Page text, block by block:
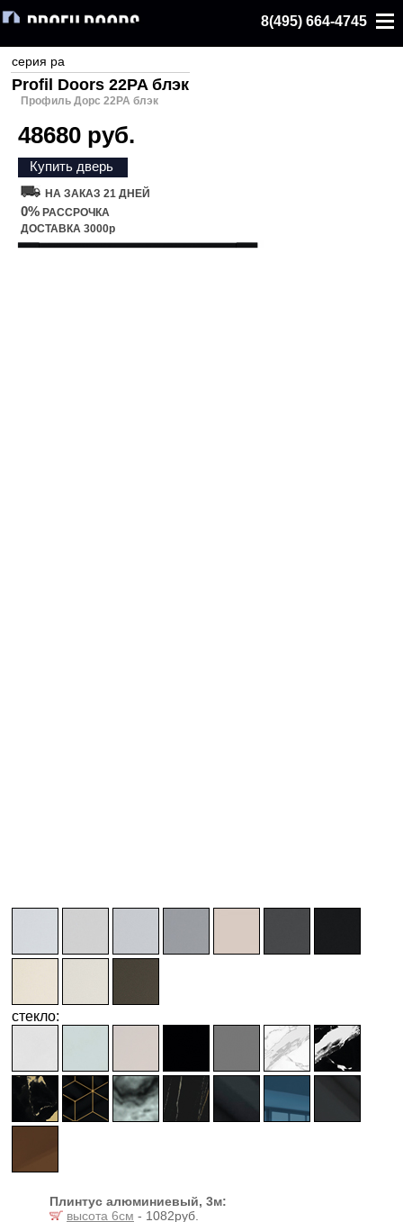
8(495) 664-4745
серия pa
Profil Doors 22PA блэк
Профиль Дорс 22PA блэк
48680 руб.
Купить дверь
НА ЗАКАЗ 21 ДНЕЙ
0% РАССРОЧКА
ДОСТАВКА 3000р
стекло:
Плинтус алюминиевый, 3м:
высота 6см - 1082руб.